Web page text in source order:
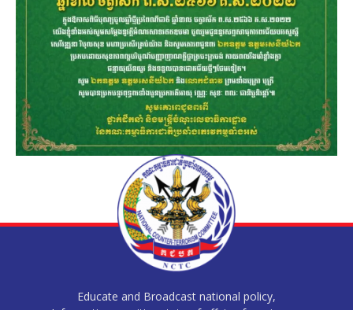
Educate and Broadcast national policy,